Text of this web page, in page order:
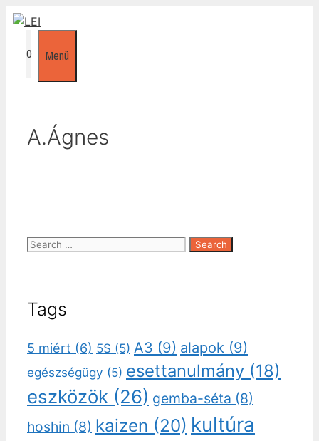
Kilépés
tartalomba
0 Menü
A.Ágnes
Search
Tags
5 miért (6) 5S (5) A3 (9) alapok (9)
egészségügy (5) esettanulmány (18)
eszközök (26) gemba-séta (8)
hoshin (8) kaizen (20) kultúra